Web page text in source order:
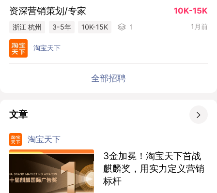
资深营销策划/专家 10K-15K
浙江 杭州 3-5年 10K-15K 1 1月前
淘宝天下
全部招聘
文章 
淘宝天下
3金加冕！淘宝天下首战
麒麟奖，用实力定义营销
标杆